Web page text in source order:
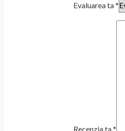
Evaluarea ta*
Recenzia ta*